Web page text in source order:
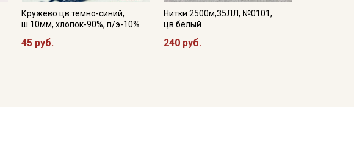
Кружево цв.темно-синий,
ш.10мм, хлопок-90%, п/э-10%
45 руб.
Нитки 2500м,35ЛЛ, №0101,
цв.белый
240 руб.